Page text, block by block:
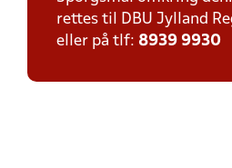
rettes til DBU Jylland
eller på tlf: 8939 9930